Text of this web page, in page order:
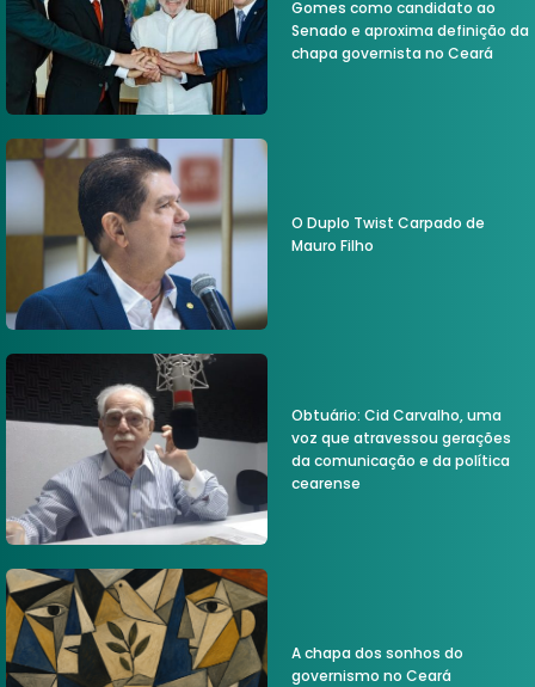
Gomes como candidato ao
Senado e aproxima definição da
chapa governista no Ceará
O Duplo Twist Carpado de
Mauro Filho
Obtuário: Cid Carvalho, uma
voz que atravessou gerações
da comunicação e da política
cearense
A chapa dos sonhos do
governismo no Ceará